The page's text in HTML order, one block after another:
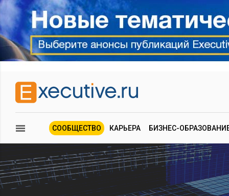
СООБЩЕСТВО КАРЬЕРА БИЗНЕС-